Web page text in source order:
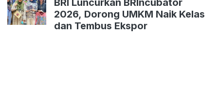
2026, Dorong UMKM Naik Kelas
dan Tembus Ekspor